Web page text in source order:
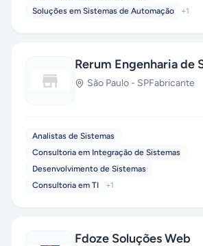
Soluções em Sistemas de Automação
+1
Rerum Engenharia de
São Paulo - SPFabricante
Analistas de Sistemas
Consultoria em Integração de Sistemas
Desenvolvimento de Sistemas
Consultoria em TI
+1
Fdoze Soluções Web